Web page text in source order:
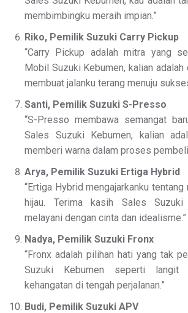
membimbingku meraih impian.”
Riko, Pemilik Suzuki Carry Pickup
“Carry Pickup adalah mitra yang
Mobil Suzuki Kebumen, kalian adalah
membuat jalanku terang menuju
Santi, Pemilik Suzuki S-Presso
“S-Presso membawa semangat
Sales Suzuki Kebumen, kalian
memberi warna dalam proses
Arya, Pemilik Suzuki Ertiga Hybrid
“Ertiga Hybrid mengajarkanku
hijau. Terima kasih Sales Suzuki
melayani dengan cinta dan idealisme.”
Nadya, Pemilik Suzuki Fronx
“Fronx adalah pilihan hati yang tak
Suzuki Kebumen seperti langit
kehangatan di tengah perjalanan.”
Budi, Pemilik Suzuki APV